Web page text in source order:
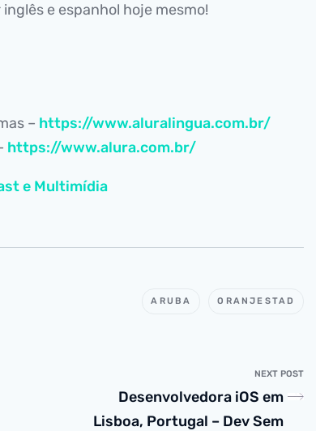
e espanhol hoje mesmo!
– https://www.aluralingua.com.br/
https://www.alura.com.br/
e Multimídia
ARUBA ORANJESTAD
NEXT POST
Desenvolvedora iOS em
Lisboa, Portugal – Dev Sem